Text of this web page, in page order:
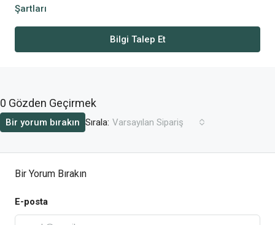
Şartları
Bilgi Talep Et
0 Gözden Geçirmek
Sırala: Varsayılan Sipariş
Bir yorum bırakın
Bir Yorum Bırakın
E-posta